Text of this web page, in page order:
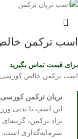
اسب ترکمن
برای قیمت تماس بگیرید
اسب ترکمن خالص کورسی
نریان ترکمن
این اسب با بدنی
نژاد ترکمن،
سرمایه‌گذاری است.